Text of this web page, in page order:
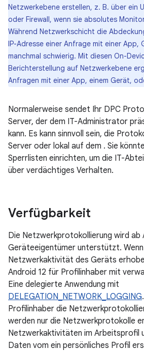
Netzwerkebene erstellen, z. B. über ein
oder Firewall, wenn sie absolutes
Während Netzwerkschicht die
IP-Adresse einer Anfrage mit einer App,
manchmal schwierig. Mit diesen On-
Berichterstellung auf Netzwerkebene
Anfragen mit einer App, einem Gerät,
Normalerweise sendet Ihr DPC
Server, der dem IT-Administrator
kann. Es kann sinnvoll sein, die
Server oder lokal auf dem . Sie
Sperrlisten einrichten, um die IT-
über verdächtiges Verhalten.
Verfügbarkeit
Die Netzwerkprotokollierung wird ab
Geräteeigentümer unterstützt.
Netzwerkaktivität des Geräts
Android 12 für Profilinhaber mit
Eine delegierte Anwendung mit
DELEGATION_NETWORK_LOGGING
Profilinhaber die
werden nur die Netzwerkprotokolle
Netzwerkaktivitäten im Arbeitsprofil
Daten vom ein persönliches Profil